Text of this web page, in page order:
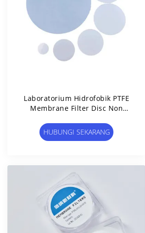
Laboratorium Hidrofobik PTFE
Membrane Filter Disc Non
Pori
HUBUNGI SEKARANG